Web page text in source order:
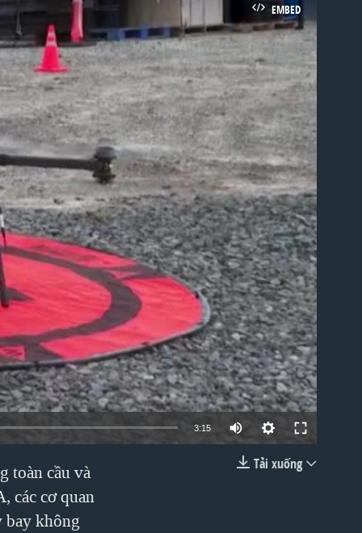
EMBED
EMBED
3:15
Tải xuống
toàn cầu và
các cơ quan
bay không